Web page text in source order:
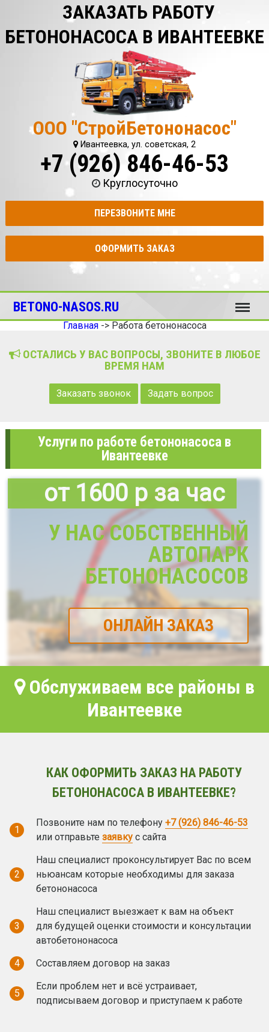
ЗАКАЗАТЬ РАБОТУ
БЕТОНОНАСОСА В ИВАНТЕЕВКЕ
ООО "СтройБетононасос"
Ивантеевка, ул. советская, 2
+7 (926) 846-46-53
Круглосуточно
ПЕРЕЗВОНИТЕ МНЕ
ОФОРМИТЬ ЗАКАЗ
BETONO-NASOS.RU Меню
Главная-> Работа бетононасоса
ОСТАЛИСЬ У ВАС ВОПРОСЫ, ЗВОНИТЕ В ЛЮБОЕ
ВРЕМЯ НАМ
Заказать звонок Задать вопрос
Услуги по работе бетононасоса в
Ивантеевке
от 1600 р за час
У НАС СОБСТВЕННЫЙ
АВТОПАРК
БЕТОНОНАСОСОВ
ОНЛАЙН ЗАКАЗ
Обслуживаем все районы в
Ивантеевке
КАК ОФОРМИТЬ ЗАКАЗ НА РАБОТУ
БЕТОНОНАСОСА В ИВАНТЕЕВКЕ?
1
Позвоните нам по телефону +7 (926) 846-46-53
или отправьте заявку с сайта
2
Наш специалист проконсультирует Вас по всем
ньюансам которые необходимы для заказа
бетононасоса
3
Наш специалист выезжает к вам на объект
для будущей оценки стоимости и консультации
автобетононасоса
4
Составляем договор на заказ
5
Если проблем нет и всё устраивает,
подписываем договор и приступаем к работе